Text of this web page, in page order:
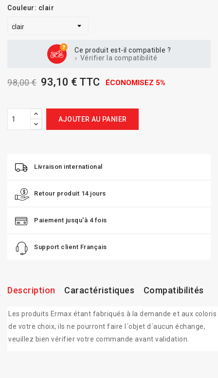
Couleur: clair
Ce produit est-il compatible ?
Vérifier la compatibilité
98,00 € 93,10 € TTC ÉCONOMISEZ 5%
AJOUTER AU PANIER
Livraison international
Retour produit 14 jours
Paiement jusqu'à 4 fois
Support client Français
Description Caractéristiques Compatibilités
Les produits Ermax étant fabriqués à la demande et aux coloris
de votre choix, ils ne pourront faire l´objet d´aucun échange,
veuillez bien vérifier votre commande avant validation.